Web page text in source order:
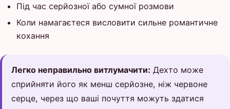
Під час серйозної або сумної розмови
Коли намагаєтеся висловити сильне романтичне
кохання
Легко неправильно витлумачити: Дехто може
сприйняти його як менш серйозне, ніж червоне
серце, через що ваші почуття можуть здатися